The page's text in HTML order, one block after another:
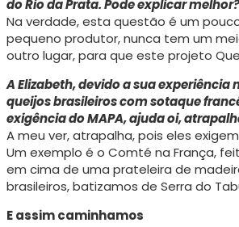
do Rio da Prata. Pode explicar melhor?
Na verdade, esta questão é um
pequeno produtor, nunca tem um
outro lugar, para que este projeto
A Elizabeth, devido a sua
queijos brasileiros com sotaque
exigência do MAPA, ajuda oi,
A meu ver, atrapalha, pois eles
Um exemplo é o Comté na França,
em cima de uma prateleira de
brasilei­ros, batizamos de Serra do
E assim caminhamos